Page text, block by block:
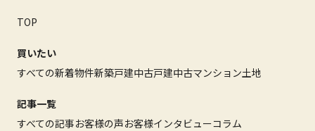
TOP
買いたい
すべての新着物件新築戸建中古戸建中古マンション土地
記事一覧
すべての記事お客様の声お客様インタビューコラム